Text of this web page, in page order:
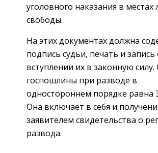
уголовного наказания в
свободы.
На этих документах должна
подпись судьи, печать и запись
вступлении их в законную
госпошлины при разводе в
одностороннем порядке равна
Она включает в себя и
заявителем свидетельства о
развода.